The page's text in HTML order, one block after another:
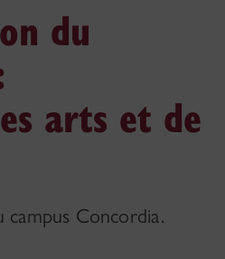
du
arts et de
campus Concordia.